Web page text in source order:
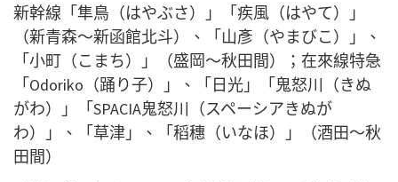
新幹線「隼鳥（はやぶさ）」「疾風（はやて）」
（新青森～新函館北斗）、「山彥（やまびこ）」、
「小町（こまち）」（盛岡～秋田間）；在來線特急
「Odoriko（踊り子）」、「日光」「鬼怒川（きぬ
がわ）」「SPACIA鬼怒川（スペーシアきぬが
わ）」、「草津」、「稻穗（いなほ）」（酒田～秋
田間）